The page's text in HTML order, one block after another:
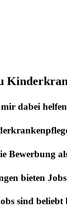
mir dabei
Bewerbung
bieten
sind